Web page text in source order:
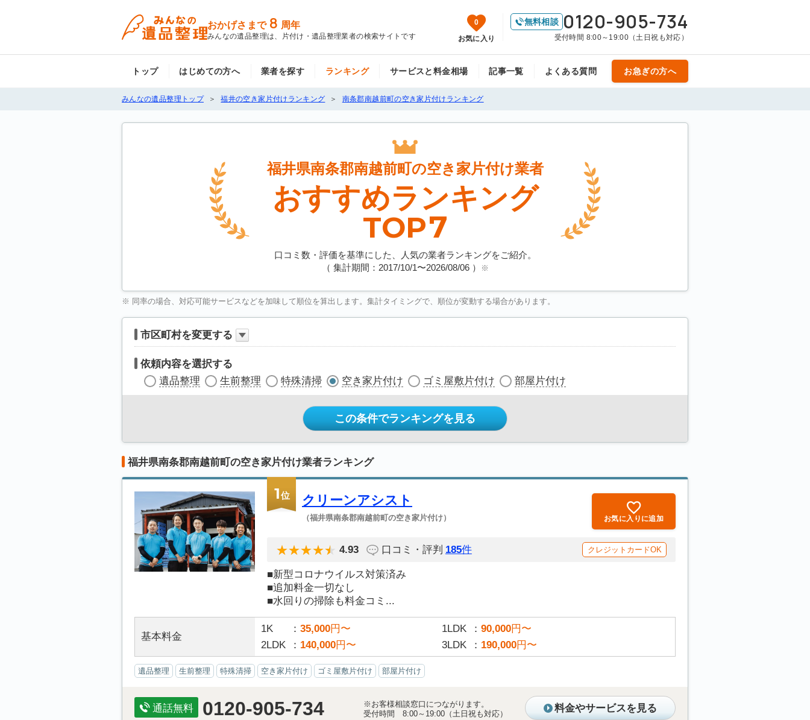
おかげさまで 8 周年
みんなの遺品整理は、片付け・遺品整理業者の検索サイトです
0
お気に入り
無料相談 0120-905-734
受付時間 8:00～19:00（土日祝も対応）
トップ はじめての方へ 業者を探す ランキング サービスと料金相場 記事一覧 よくある質問 お急ぎの方へ
みんなの遺品整理トップ 福井の空き家片付けランキング 南条郡南越前町の空き家片付けランキング
福井県南条郡南越前町の空き家片付け業者
おすすめランキング
TOP7
口コミ数・評価を基準にした、人気の業者ランキングをご紹介。
（ 集計期間：2017/10/1〜2026/08/06） ※
※ 同率の場合、対応可能サービスなどを加味して順位を算出します。集計タイミングで、順位が変動する場合があります。
市区町村を変更する
依頼内容を選択する
遺品整理
生前整理 特殊清掃 空き家片付け ゴミ屋敷片付け 部屋片付け
この条件でランキングを見る
福井県南条郡南越前町の空き家片付け業者ランキング
1位 クリーンアシスト
（福井県南条郡南越前町の空き家片付け） お気に入りに追加
4.93 口コミ・評判 185件 クレジットカードOK
■新型コロナウイルス対策済み
■追加料金一切なし
■水回りの掃除も料金コミ...
基本料金
1K 35,000円〜 1LDK 90,000円〜
2LDK
140,000円〜 3LDK 190,000円〜
遺品整理 生前整理 特殊清掃 空き家片付け ゴミ屋敷片付け 部屋片付け
通話無料 0120-905-734
※お客様相談窓口につながります。
受付時間 8:00～19:00（土日祝も対応）
料金やサービスを見る